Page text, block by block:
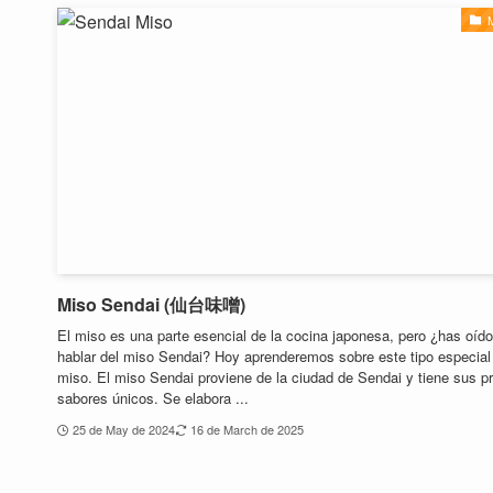
Miso Sendai (仙台味噌)
El miso es una parte esencial de la cocina japonesa, pero ¿has oído
hablar del miso Sendai? Hoy aprenderemos sobre este tipo
miso. El miso Sendai proviene de la ciudad de Sendai y tiene sus
sabores únicos. Se elabora ...
25 de May de 2024 16 de March de 2025